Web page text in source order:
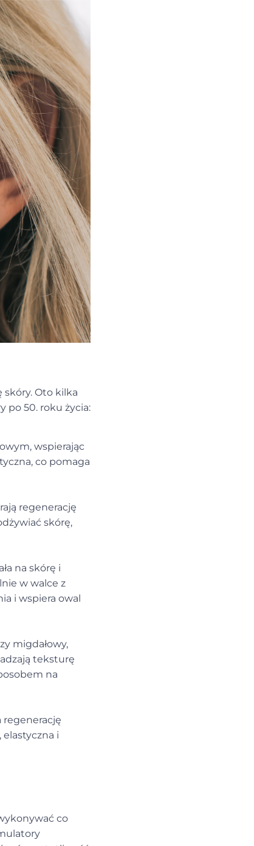
Oto kilka
po 50. roku życia:
wspierając
co pomaga
regenerację
skórę,
na skórę i
w walce z
i wspiera owal
migdałowy,
teksturę
na
regenerację
i
co